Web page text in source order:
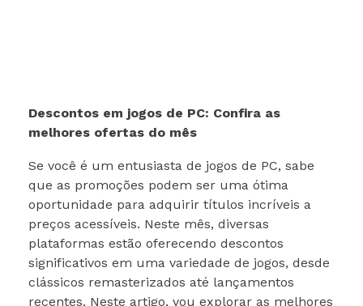
Descontos em jogos de PC: Confira as
melhores ofertas do mês
Se você é um entusiasta de jogos de PC, sabe
que as promoções podem ser uma ótima
oportunidade para adquirir títulos incríveis a
preços acessíveis. Neste mês, diversas
plataformas estão oferecendo descontos
significativos em uma variedade de jogos, desde
clássicos remasterizados até lançamentos
recentes. Neste artigo, vou explorar as melhores